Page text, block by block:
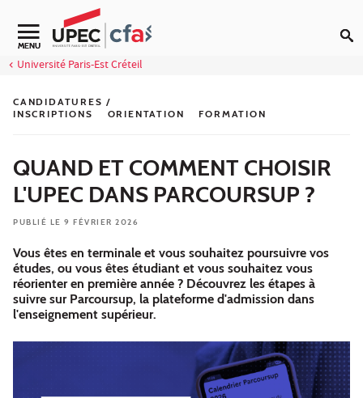
Aller au contenu
Navigation secondaire
MENU
Université Paris-Est Créteil
CANDIDATURES /
INSCRIPTIONS
ORIENTATION FORMATION
QUAND ET COMMENT CHOISIR
L'UPEC DANS PARCOURSUP ?
PUBLIÉ LE 9 FÉVRIER 2026
Vous êtes en terminale et vous souhaitez poursuivre vos
études, ou vous êtes étudiant et vous souhaitez vous
réorienter en première année ? Découvrez les étapes à
suivre sur Parcoursup, la plateforme d'admission dans
l'enseignement supérieur.